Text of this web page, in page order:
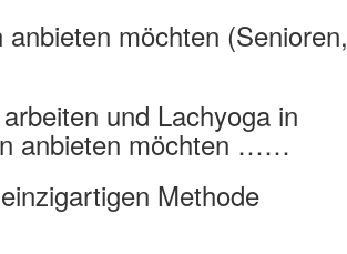
möchten (Senioren,
und Lachyoga in
anbieten möchten ……
Methode